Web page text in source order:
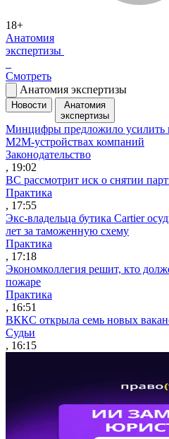
18+
Анатомия
экспертизы
Смотреть
Анатомия экспертизы
Новости
Анатомия
экспертизы
Минцифры предложило усилить
M2M-устройствах компаний
Законодательство
, 19:02
ВС рассмотрит иск о снятии
Практика
, 17:55
Экс-владельца бутика Cartier
лет за таможенную схему
Практика
, 17:18
Экономколлегия решит, кто
пожаре
Практика
, 16:51
ВККС открыла семь новых
Судьи
, 16:15